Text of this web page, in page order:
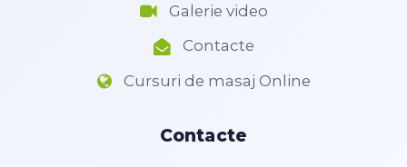
Galerie video
Contacte
Cursuri de masaj Online
Contacte